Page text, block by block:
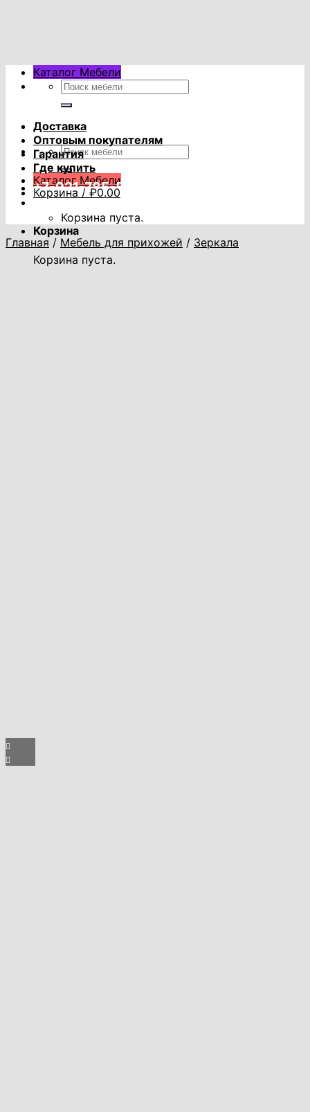
Искать:
Каталог Мебели
+7-921-785-53-53
Корзина
Корзина пуста.
Каталог Мебели
Искать:
Доставка
Оптовым покупателям
Гарантия
Где купить
Корзина / ₽0.00
Корзина пуста.
Главная / Мебель для прихожей / Зеркала